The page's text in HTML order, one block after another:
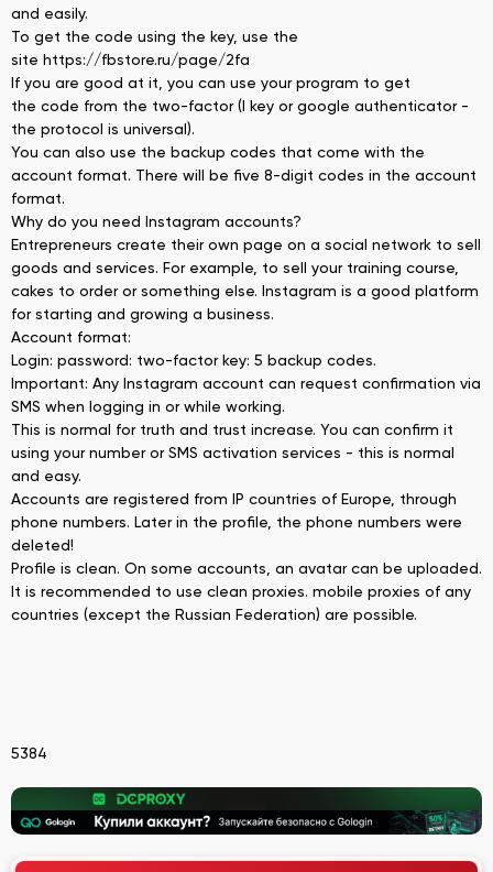
and easily.
To get the code using the key, use the
site https://fbstore.ru/page/2fa
If you are good at it, you can use your program to get
the code from the two-factor (I key or google authenticator -
the protocol is universal).
You can also use the backup codes that come with the
account format. There will be five 8-digit codes in the account
format.
Why do you need Instagram accounts?
Entrepreneurs create their own page on a social network to sell
goods and services. For example, to sell your training course,
cakes to order or something else. Instagram is a good platform
for starting and growing a business.
Account format:
Login: password: two-factor key: 5 backup codes.
Important: Any Instagram account can request confirmation via
SMS when logging in or while working.
This is normal for truth and trust increase. You can confirm it
using your number or SMS activation services - this is normal
and easy.
Accounts are registered from IP countries of Europe, through
phone numbers. Later in the profile, the phone numbers were
deleted!
Profile is clean. On some accounts, an avatar can be uploaded.
It is recommended to use clean proxies. mobile proxies of any
countries (except the Russian Federation) are possible.
5384